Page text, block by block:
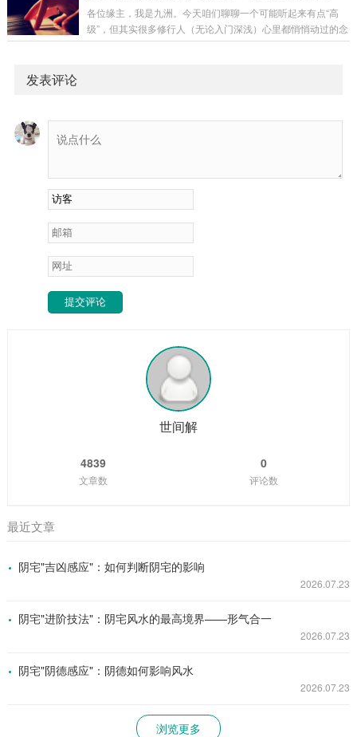
不开。家人觉得你折腾，朋友说你喜新厌旧。可你自己清楚，
那种渴望非常真实，像是一种本能的呼唤。今天九洲就给你说
各位缘主，我是九洲。今天咱们聊聊一个可能听起来有点“高
级”，但其实很多修行人（无论入门深浅）心里都悄悄动过的念
头——好想找个没人的地方“闭关”啊！ 或者不用那么正式，就
说说，这种渴望背后，到底藏着怎样的玄机与智慧。这不是厌
世，是灵魂的“自我修复”与...
发表评论
提交评论
世间解
4839
文章数
0
评论数
最近文章
阴宅"吉凶感应"：如何判断阴宅的影响
2026.07.23
阴宅"进阶技法"：阴宅风水的最高境界——形气合一
2026.07.23
阴宅"阴德感应"：阴德如何影响风水
2026.07.23
浏览更多